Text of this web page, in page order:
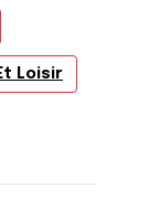
Loisir